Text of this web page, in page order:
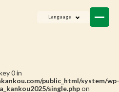
Language
0 in
public_html/system/wp-
single.phpon